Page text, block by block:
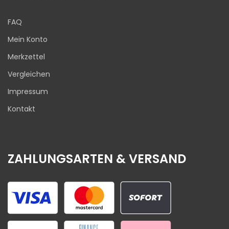
FAQ
Mein Konto
Merkzettel
Vergleichen
Impressum
Kontakt
ZAHLUNGSARTEN & VERSAND